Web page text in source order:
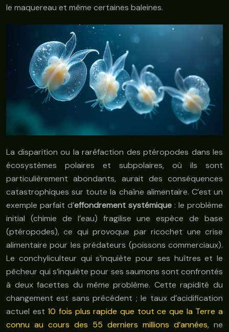
le maquereau et même certaines baleines.
La disparition ou la raréfaction des ptéropodes dans les
écosystèmes polaires et subpolaires, où ils sont
particulièrement abondants, aurait des conséquences
catastrophiques sur toute la chaîne alimentaire. C’est un
exemple parfait d’effondrement systémique : le problème
initial (chimie de l’eau) fragilise une espèce de base
(ptéropodes), ce qui provoque par ricochet une crise
alimentaire pour les prédateurs (poissons commerciaux).
Le conchyliculteur qui s’inquiète pour ses huîtres et le
pêcheur qui s’inquiète pour ses saumons sont confrontés
à deux facettes du même problème. Cette rapidité du
changement est sans précédent ; le taux d’acidification
actuel est10 fois plus rapide que tout ce que la Terre a
connu au cours des 55 derniers millions d’années, ne